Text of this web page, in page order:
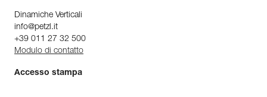
Dinamiche Verticali
info@petzl.it
+39 011 27 32 500
Modulo di contatto
Accesso stampa